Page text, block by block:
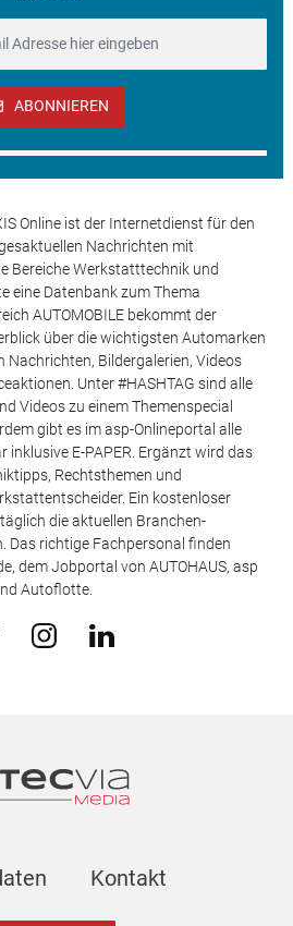
ABONNIEREN
Online ist der Internetdienst für den
Nachrichten mit
Bereiche Werkstatttechnik und
eine Datenbank zum Thema
AUTOMOBILE bekommt der
über die wichtigsten Automarken
Nachrichten, Bildergalerien, Videos
Unter #HASHTAG sind alle
Videos zu einem Themenspecial
gibt es im asp-Onlineportal alle
E-PAPER. Ergänzt wird das
Rechtsthemen und
Ein kostenloser
die aktuellen Branchen-
Das richtige Fachpersonal finden
dem Jobportal von AUTOHAUS, asp
Autoflotte.
Kontakt